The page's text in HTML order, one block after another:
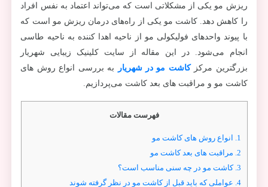
ریزش مو یکی از مشکلاتی است که می‌تواند اعتماد به نفس افراد
را کاهش دهد. کاشت مو یکی از راه‌های درمان ریزش مو است که
با پیوند واحدهای فولیکولی مو از ناحیه اهدا کننده به ناحیه طاسی
انجام می‌شود. در این مقاله از سایت کلینیک زیبایی شهریار
بزرگترین مرکزکاشت مو در شهریار
به بررسی انواع روش های
کاشت مو و مراقبت های بعد کاشت می‌پردازیم.
فهرست مقالات
1. انواع روش های کاشت مو
2. مراقبت های بعد کاشت مو
3. کاشت مو در چه سنی مناسب است؟
4. عواملی که باید قبل از کاشت مو در نظر گرفته شوند